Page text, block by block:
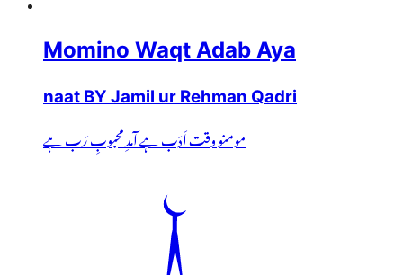
Momino Waqt Adab Aya
naat BY Jamil ur Rehman Qadri
مومنو وقت اَدَب ہے آمدِ محبوبِ رَب ہے